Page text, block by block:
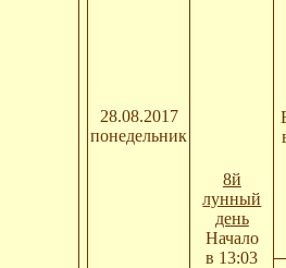
28.08.2017
понедельник
8й
лунный
день
Начало
в 13:03